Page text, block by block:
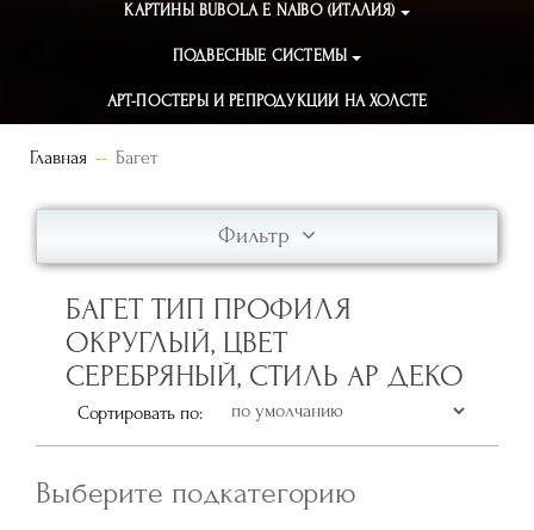
КАРТИНЫ BUBOLA E NAIBO (ИТАЛИЯ)
ПОДВЕСНЫЕ СИСТЕМЫ
АРТ-ПОСТЕРЫ И РЕПРОДУКЦИИ НА ХОЛСТЕ
Главная Багет
Фильтр
БАГЕТ ТИП ПРОФИЛЯ
ОКРУГЛЫЙ, ЦВЕТ
СЕРЕБРЯНЫЙ, СТИЛЬ АР ДЕКО
Сортировать по:
Выберите подкатегорию